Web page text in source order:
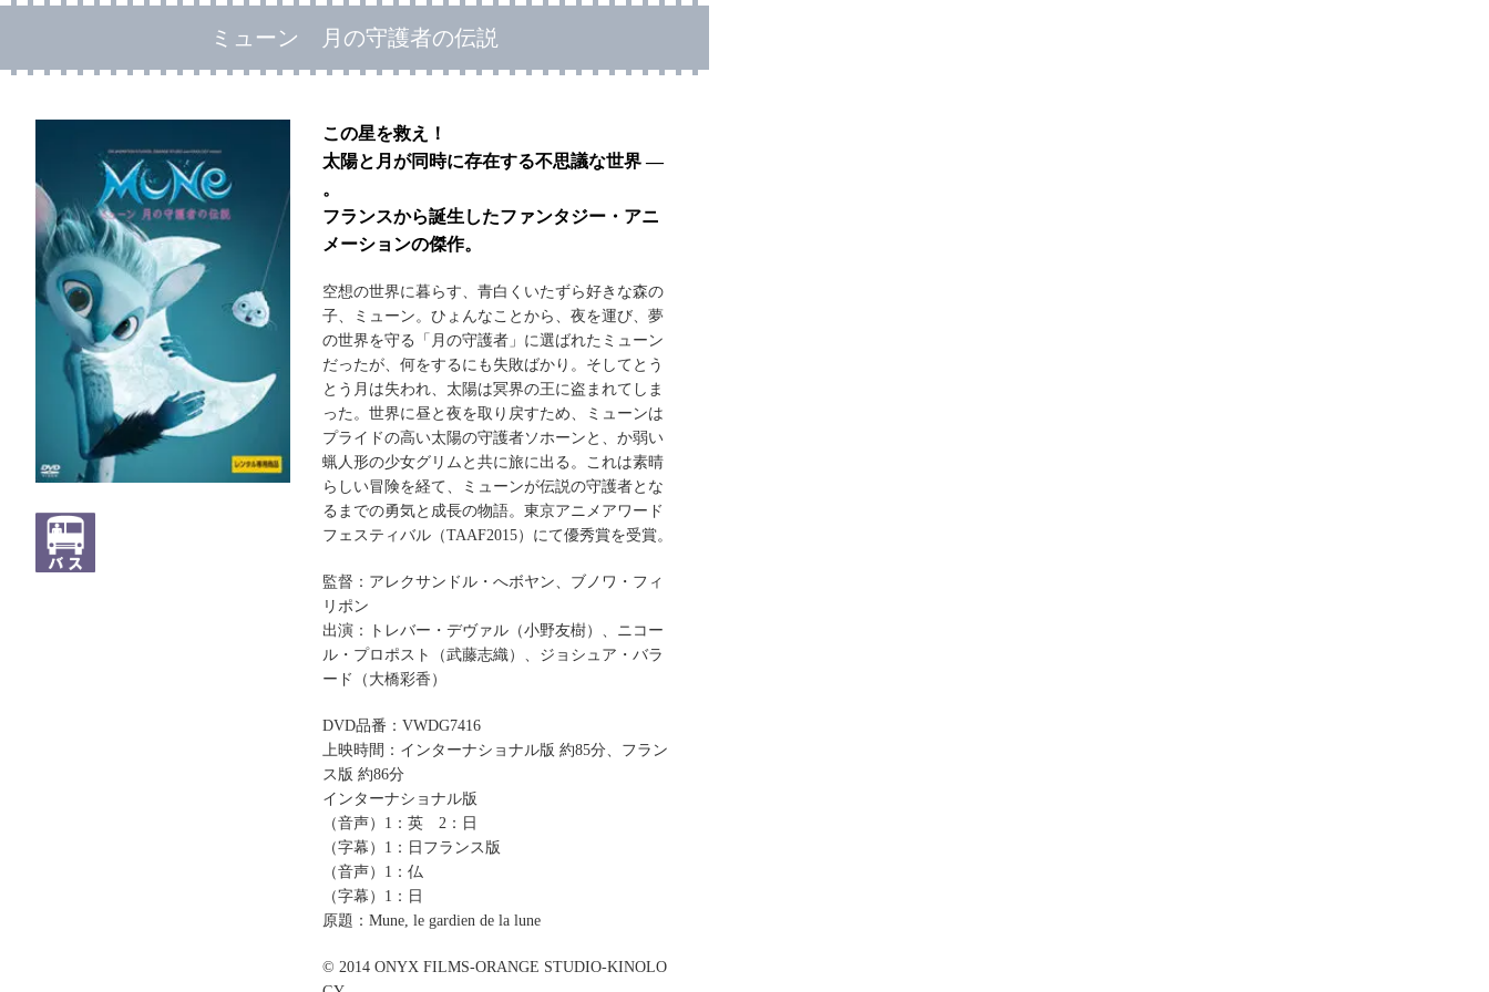
ミューン 月の守護者の伝説
この星を救え！
太陽と月が同時に存在する不思議な世界 ―
。
フランスから誕生したファンタジー・アニ
メーションの傑作。
空想の世界に暮らす、青白くいたずら好きな森の
子、ミューン。ひょんなことから、夜を運び、夢
の世界を守る「月の守護者」に選ばれたミューン
だったが、何をするにも失敗ばかり。そしてとう
とう月は失われ、太陽は冥界の王に盗まれてしま
った。世界に昼と夜を取り戻すため、ミューンは
プライドの高い太陽の守護者ソホーンと、か弱い
蝋人形の少女グリムと共に旅に出る。これは素晴
らしい冒険を経て、ミューンが伝説の守護者とな
るまでの勇気と成長の物語。東京アニメアワード
フェスティバル（TAAF2015）にて優秀賞を受賞。
監督：アレクサンドル・へボヤン、ブノワ・フィ
リポン
出演：トレバー・デヴァル（小野友樹）、ニコー
ル・プロポスト（武藤志織）、ジョシュア・バラ
ード（大橋彩香）
DVD品番：VWDG7416
上映時間：インターナショナル版 約85分、フラン
ス版 約86分
インターナショナル版
（音声）1：英 2 ：日
（字幕）1 ：日フランス版
（音声）1 ：仏
（字幕）1 ：日
原題：Mune, le gardien de la lune
© 2014 ONYX FILMS-ORANGE STUDIO-KINOLO